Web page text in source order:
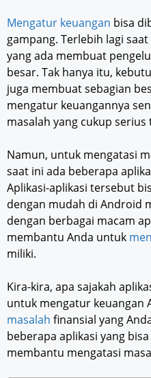
Mengatur keuangan bisa
gampang. Terlebih lagi
yang ada membuat
besar. Tak hanya itu,
juga membuat sebagian
mengatur keuangannya
masalah yang cukup
Namun, untuk mengatasi
saat ini ada beberapa
Aplikasi-aplikasi tersebut
dengan mudah di Android
dengan berbagai macam
membantu Anda untuk
miliki.
Kira-kira, apa sajakah
untuk mengatur keuangan
masalah finansial yang
beberapa aplikasi yang
membantu mengatasi